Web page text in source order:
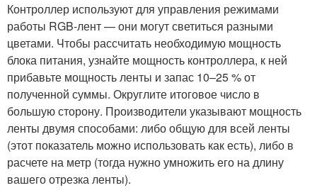
Контроллер используют для управления режимами
работы RGB-лент — они могут светиться разными
цветами. Чтобы рассчитать необходимую мощность
блока питания, узнайте мощность контроллера, к ней
прибавьте мощность ленты и запас 10–25 % от
полученной суммы. Округлите итоговое число в
большую сторону. Производители указывают мощность
ленты двумя способами: либо общую для всей ленты
(этот показатель можно использовать как есть), либо в
расчете на метр (тогда нужно умножить его на длину
вашего отрезка ленты).